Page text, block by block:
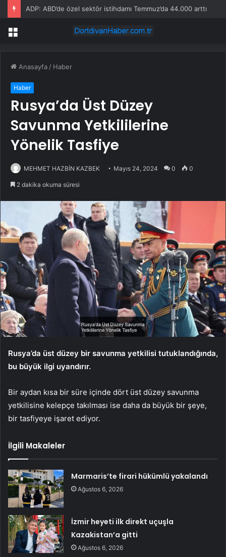
ADP: ABD’de özel sektör istihdamı Temmuz’da 44.000 arttı
Menü
Anasayfa / Haber
Haber
Rusya’da Üst Düzey
Savunma Yetkililerine
Yönelik Tasfiye
MEHMET HAZBİN KAZBEK Mayıs 24, 2024 0 0
2 dakika okuma süresi
Rusya’da üst düzey bir savunma yetkilisi tutuklandığında,
bu büyük ilgi uyandırır.
Bir aydan kısa bir süre içinde dört üst düzey savunma
yetkilisine kelepçe takılması ise daha da büyük bir şeye,
bir tasfiyeye işaret ediyor.
İlgili Makaleler
Marmaris’te firari hükümlü yakalandı
Ağustos 6, 2026
İzmir heyeti ilk direkt uçuşla
Kazakistan’a gitti
Ağustos 6, 2026